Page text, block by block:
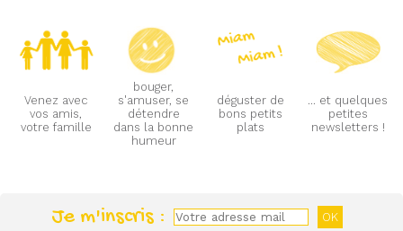
Venez avec
vos amis,
votre famille
bouger,
s'amuser, se
détendre
dans la bonne
humeur
déguster de
bons petits
plats
... et quelques
petites
newsletters !
Je m'inscris :